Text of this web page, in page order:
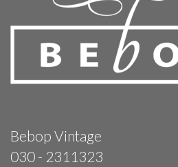
Bebop Vintage
030 - 2311323